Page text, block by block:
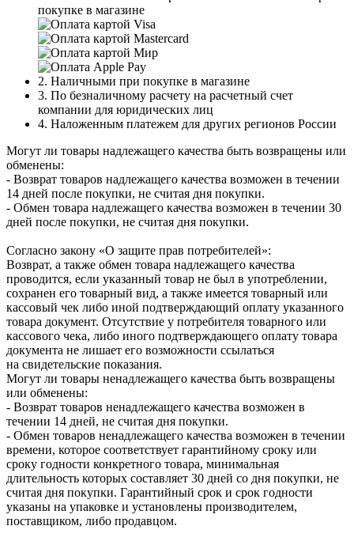
покупке в магазине
2. Наличными при покупке в магазине
3. По безналичному расчету на расчетный счет
компании для юридических лиц
4. Наложенным платежем для других регионов России
Могут ли товары надлежащего качества быть возвращены или
обменены:
- Возврат товаров надлежащего качества возможен в течении
14 дней после покупки, не считая дня покупки.
- Обмен товара надлежащего качества возможен в течении 30
дней после покупки, не считая дня покупки.
Согласно закону «О защите прав потребителей»:
Возврат, а также обмен товара надлежащего качества
проводится, если указанный товар не был в употреблении,
сохранен его товарный вид, а также имеется товарный или
кассовый чек либо иной подтверждающий оплату указанного
товара документ. Отсутствие у потребителя товарного или
кассового чека, либо иного подтверждающего оплату товара
документа не лишает его возможности ссылаться
на свидетельские показания.
Могут ли товары ненадлежащего качества быть возвращены
или обменены:
- Возврат товаров ненадлежащего качества возможен в
течении 14 дней, не считая дня покупки.
- Обмен товаров ненадлежащего качества возможен в течении
времени, которое соответствует гарантийному сроку или
сроку годности конкретного товара, минимальная
длительность которых составляет 30 дней со дня покупки, не
считая дня покупки. Гарантийный срок и срок годности
указаны на упаковке и установлены производителем,
поставщиком, либо продавцом.